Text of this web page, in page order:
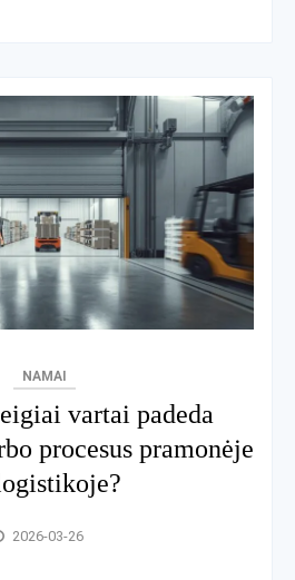
NAMAI
vartai padeda
procesus pramonėje
2026-03-26